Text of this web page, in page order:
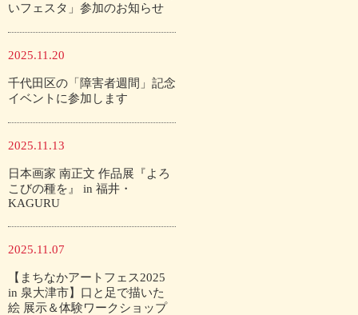
いフェスタ」参加のお知らせ
2025.11.20
千代田区の「障害者週間」記念
イベントに参加します
2025.11.13
日本画家 南正文 作品展『よろ
こびの種を』 in 福井・
KAGURU
2025.11.07
【まちなかアートフェス2025
in 泉大津市】口と足で描いた
絵 展示＆体験ワークショップ